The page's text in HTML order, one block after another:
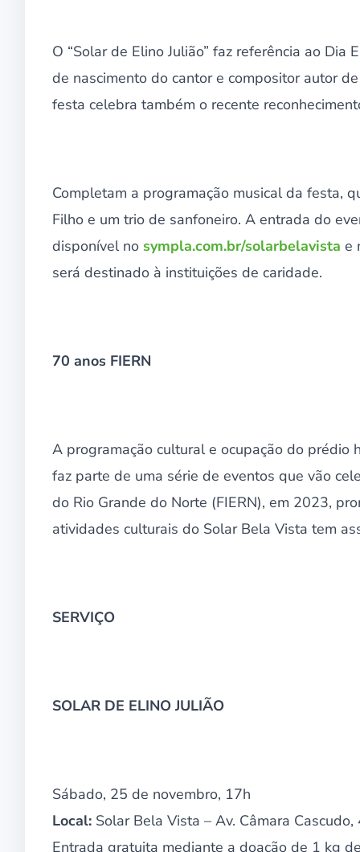
O “Solar de Elino Julião” faz referência ao
de nascimento do cantor e compositor autor de
festa celebra também o recente
Completam a programação musical da festa,
Filho e um trio de sanfoneiro. A entrada do
disponível no sympla.com.br/solarbelavista e
será destinado à instituições de caridade.
70 anos FIERN
A programação cultural e ocupação do prédio
faz parte de uma série de eventos que vão
do Rio Grande do Norte (FIERN), em 2023,
atividades culturais do Solar Bela Vista tem
SERVIÇO
SOLAR DE ELINO JULIÃO
Sábado, 25 de novembro, 17h
Local: Solar Bela Vista – Av. Câmara
Entrada gratuita mediante a doação de 1 kg